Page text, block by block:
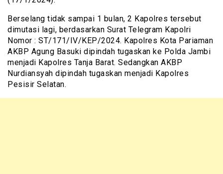
Berselang tidak sampai 1 bulan, 2 Kapolres tersebut
dimutasi lagi, berdasarkan Surat Telegram Kapolri
Nomor : ST/171/IV/KEP/2024. Kapolres Kota Pariaman
AKBP Agung Basuki dipindah tugaskan ke Polda Jambi
menjadi Kapolres Tanja Barat. Sedangkan AKBP
Nurdiansyah dipindah tugaskan menjadi Kapolres
Pesisir Selatan.